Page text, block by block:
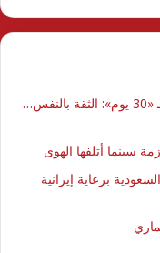
الإعلامية الجزائرية د.كريمة الشامي تكتب لـ «30 يوم»: الثقة بالنفس…
برعاية إيرانية